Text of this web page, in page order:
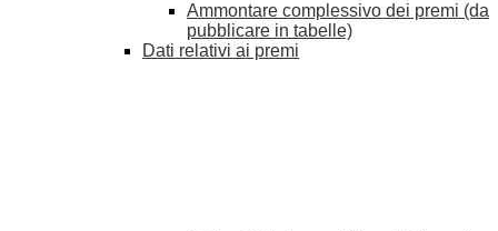
Ammontare complessivo dei premi (da
pubblicare in tabelle)
Dati relativi ai premi